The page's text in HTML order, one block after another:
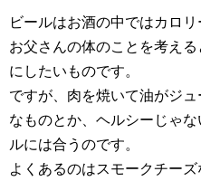
ビールはお酒の中ではカロリ
お父さんの体のことを考え
にしたいものです。
ですが、肉を焼いて油がジ
なものとか、ヘルシーじゃ
ルには合うのです。
よくあるのはスモークチー